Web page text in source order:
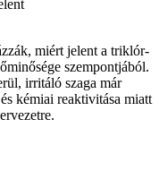
miért jelent a triklór-
szempontjából.
irritáló szaga már
kémiai reaktivitása miatt